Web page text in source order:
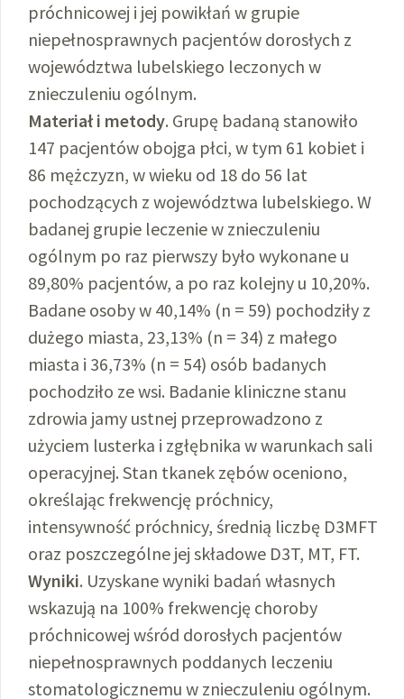
próchnicowej i jej powikłań w grupie
niepełnosprawnych pacjentów dorosłych z
województwa lubelskiego leczonych w
znieczuleniu ogólnym.
Materiał i metody. Grupę badaną stanowiło
147 pacjentów obojga płci, w tym 61 kobiet i
86 mężczyzn, w wieku od 18 do 56 lat
pochodzących z województwa lubelskiego. W
badanej grupie leczenie w znieczuleniu
ogólnym po raz pierwszy było wykonane u
89,80% pacjentów, a po raz kolejny u 10,20%.
Badane osoby w 40,14% (n = 59) pochodziły z
dużego miasta, 23,13% (n = 34) z małego
miasta i 36,73% (n = 54) osób badanych
pochodziło ze wsi. Badanie kliniczne stanu
zdrowia jamy ustnej przeprowadzono z
użyciem lusterka i zgłębnika w warunkach sali
operacyjnej. Stan tkanek zębów oceniono,
określając frekwencję próchnicy,
intensywność próchnicy, średnią liczbę D3MFT
oraz poszczególne jej składowe D3T, MT, FT.
Wyniki. Uzyskane wyniki badań własnych
wskazują na 100% frekwencję choroby
próchnicowej wśród dorosłych pacjentów
niepełnosprawnych poddanych leczeniu
stomatologicznemu w znieczuleniu ogólnym.